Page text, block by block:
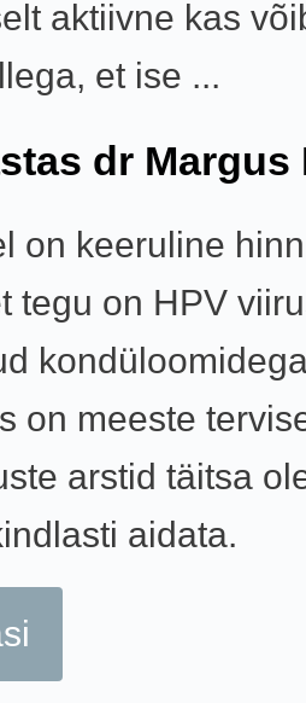
aktiivne kas
et ise ...
dr Margus
on keeruline
tegu on HPV
on meeste
arstid täitsa
aidata.